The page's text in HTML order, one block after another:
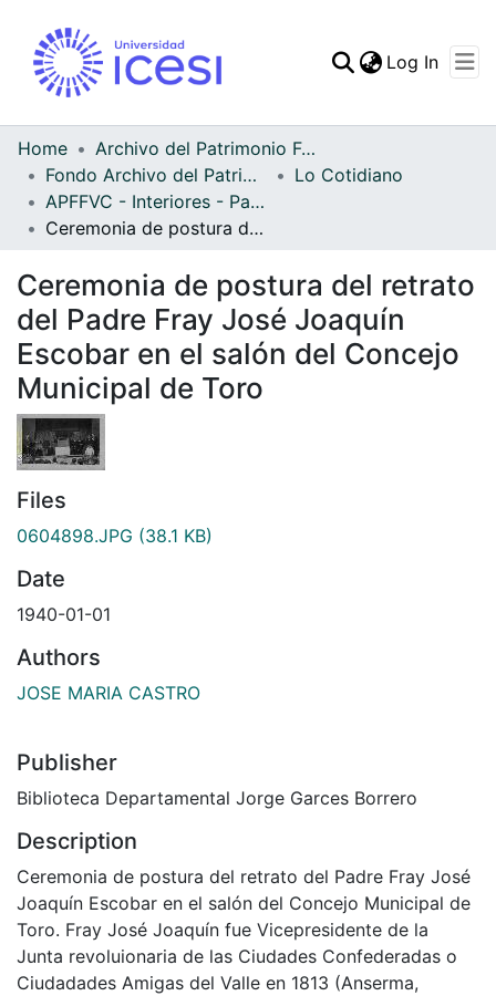
Statistics
Log In
Home
Archivo del Patrimonio Fotográfico y Fílmico del Valle del Cauca
Fondo Archivo del Patrimonio Fotográfico y Fílmico del Valle del Cauca
Lo Cotidiano
APFFVC - Interiores - Patrimonial
Ceremonia de postura del retrato del Padre Fray José Joaquín Escobar en el salón del Concejo Municipal de Toro
Ceremonia de postura del retrato
del Padre Fray José Joaquín
Escobar en el salón del Concejo
Municipal de Toro
Files
0604898.JPG (38.1 KB)
Date
1940-01-01
Authors
JOSE MARIA CASTRO
Publisher
Biblioteca Departamental Jorge Garces Borrero
Description
Ceremonia de postura del retrato del Padre Fray José
Joaquín Escobar en el salón del Concejo Municipal de
Toro. Fray José Joaquín fue Vicepresidente de la
Junta revoluionaria de las Ciudades Confederadas o
Ciudadades Amigas del Valle en 1813 (Anserma,